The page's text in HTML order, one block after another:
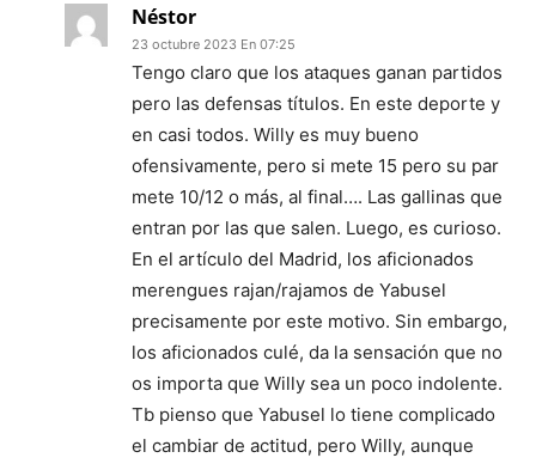
Néstor
23 octubre 2023 En 07:25
Tengo claro que los ataques ganan partidos
pero las defensas títulos. En este deporte y
en casi todos. Willy es muy bueno
ofensivamente, pero si mete 15 pero su par
mete 10/12 o más, al final…. Las gallinas que
entran por las que salen. Luego, es curioso.
En el artículo del Madrid, los aficionados
merengues rajan/rajamos de Yabusel
precisamente por este motivo. Sin embargo,
los aficionados culé, da la sensación que no
os importa que Willy sea un poco indolente.
Tb pienso que Yabusel lo tiene complicado
el cambiar de actitud, pero Willy, aunque